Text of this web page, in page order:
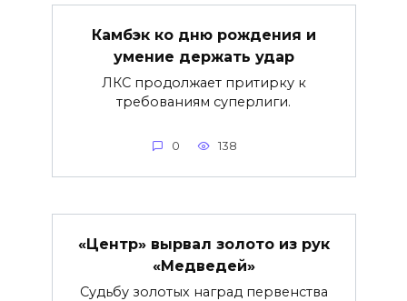
Камбэк ко дню рождения и
умение держать удар
ЛКС продолжает притирку к
требованиям суперлиги.
0 138
«Центр» вырвал золото из рук
«Медведей»
Судьбу золотых наград первенства